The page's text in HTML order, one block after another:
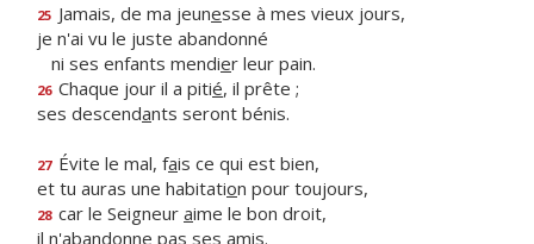
25 Jamais, de ma jeunesse à mes vieux jours,
je n'ai vu le juste abandonné
ni ses enfants mendier leur pain.
26 Chaque jour il a pitié, il prête ;
ses descendants seront bénis.
27 Évite le mal, fais ce qui est bien,
et tu auras une habitation pour toujours,
28 car le Seigneur aime le bon droit,
il n'abandonne pas ses amis.